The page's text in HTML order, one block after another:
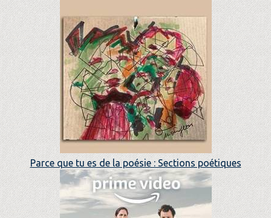
Parce que tu es de la poésie : Sections poétiques